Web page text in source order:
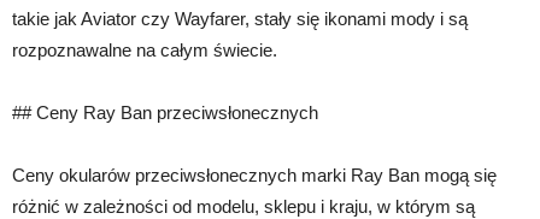
takie jak Aviator czy Wayfarer, stały się ikonami mody i są
rozpoznawalne na całym świecie.
## Ceny Ray Ban przeciwsłonecznych
Ceny okularów przeciwsłonecznych marki Ray Ban mogą się
różnić w zależności od modelu, sklepu i kraju, w którym są